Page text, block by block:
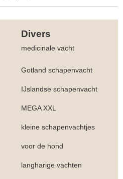
Divers
medicinale vacht
Gotland schapenvacht
IJslandse schapenvacht
MEGA XXL
kleine schapenvachtjes
voor de hond
langharige vachten